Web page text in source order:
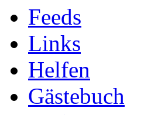
Feeds
Links
Helfen
Gästebuch